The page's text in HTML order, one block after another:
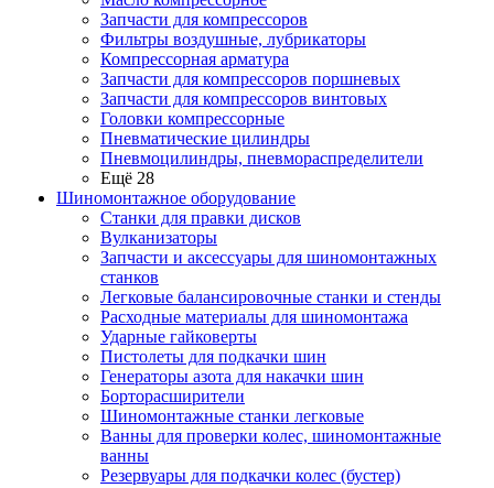
Запчасти для компрессоров
Фильтры воздушные, лубрикаторы
Компрессорная арматура
Запчасти для компрессоров поршневых
Запчасти для компрессоров винтовых
Головки компрессорные
Пневматические цилиндры
Пневмоцилиндры, пневмораспределители
Ещё 28
Шиномонтажное оборудование
Станки для правки дисков
Вулканизаторы
Запчасти и аксессуары для шиномонтажных
станков
Легковые балансировочные станки и стенды
Расходные материалы для шиномонтажа
Ударные гайковерты
Пистолеты для подкачки шин
Генераторы азота для накачки шин
Борторасширители
Шиномонтажные станки легковые
Ванны для проверки колес, шиномонтажные
ванны
Резервуары для подкачки колес (бустер)